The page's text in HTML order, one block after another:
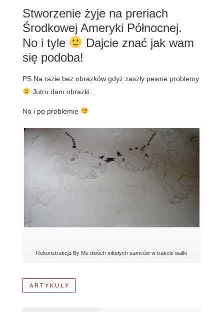
Stworzenie żyje na preriach
Środkowej Ameryki Północnej.
No i tyle
Dajcie znać jak wam
się podoba!
PS.Na razie bez obrazków gdyż zaszły pewne problemy
Jutro dam obrazki…
No i po problemie
Rekonstrukcja By Me dwóch młodych samców w trakcie walki
ARTYKUŁY